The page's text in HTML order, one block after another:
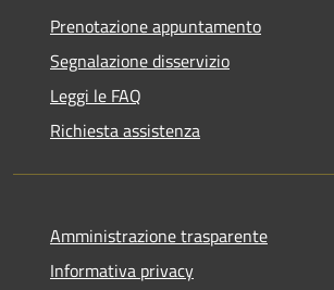
Prenotazione appuntamento
Segnalazione disservizio
Leggi le FAQ
Richiesta assistenza
Amministrazione trasparente
Informativa privacy